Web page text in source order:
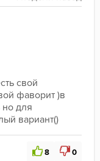
свой
фаворит )в
для
вариант()
8 0